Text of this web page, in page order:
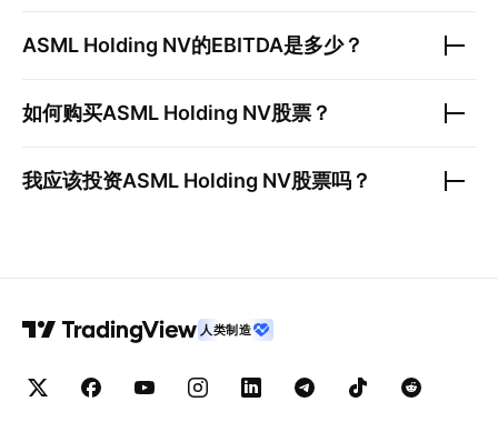
ASML Holding NV的EBITDA是多少？
如何购买ASML Holding NV股票？
我应该投资ASML Holding NV股票吗？
人类制造